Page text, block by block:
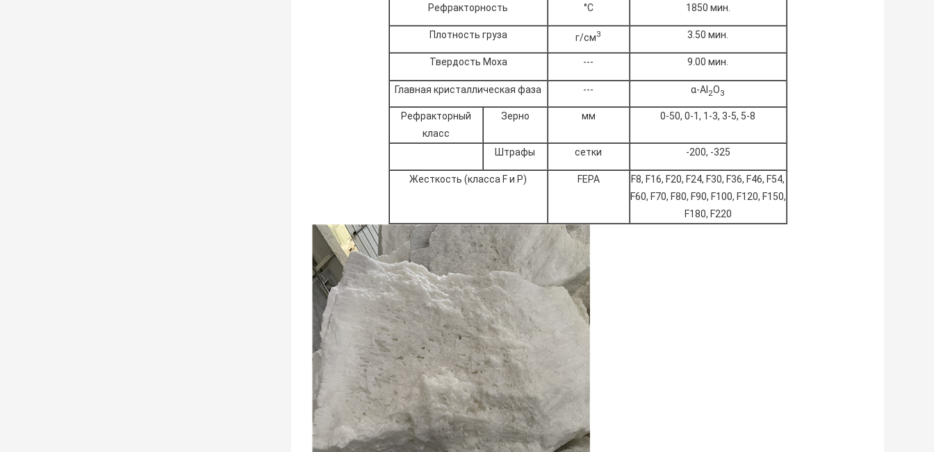
Рефракторность °C 1850 мин.
Плотность груза г/см3 3.50 мин.
Твердость Моха --- 9.00 мин.
Главная кристаллическая фаза --- α-Al2О3
Рефракторный
класс
Зерно мм 0-50, 0-1, 1-3, 3-5, 5-8
Штрафы сетки -200, -325
Жесткость (класса F и P) FEPA
F8, F16, F20, F24, F30, F36, F46, F54,
F60, F70, F80, F90, F100, F120, F150,
F180, F220